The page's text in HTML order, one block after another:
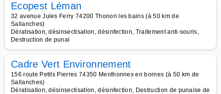
Ecopest Léman
32 avenue Jules Ferry 74200 Thonon les bains (à 50 km de
Sallanches)
Dératisation, désinsectisation, désinfection, Traitement anti-souris,
Destruction de punai
Cadre Vert Environnement
156 route Petits Pierres 74350 Menthonnex en bornes (à 50 km de
Sallanches)
Dératisation, désinsectisation, désinfection, Destruction de punaise de